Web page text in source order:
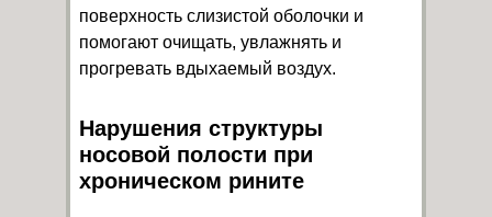
поверхность слизистой оболочки и
помогают очищать, увлажнять и
прогревать вдыхаемый воздух.
Нарушения структуры
носовой полости при
хроническом рините